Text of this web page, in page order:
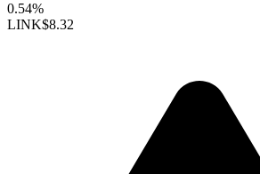
0.54%
LINK$8.32